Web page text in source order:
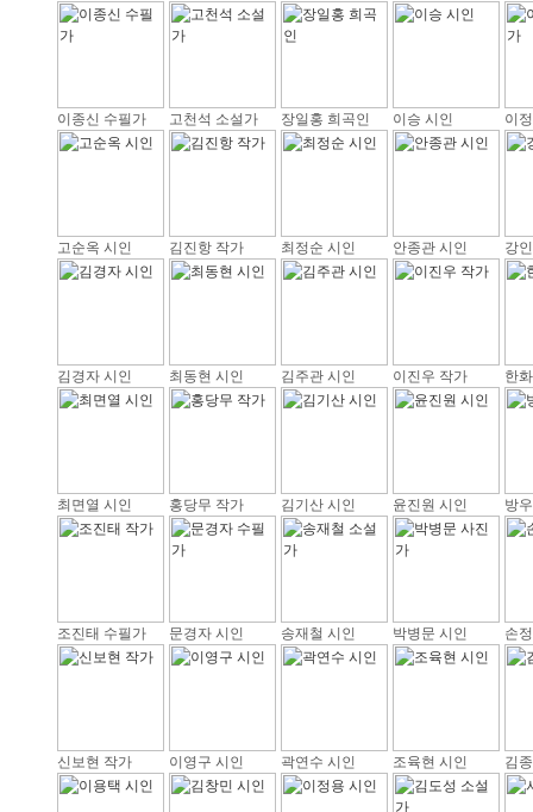
이종신 수필가 고천석 소설가 장일홍 희곡인 이승 시인 이
고순옥 시인 김진항 작가 최정순 시인 안종관 시인 강
김경자 시인 최동현 시인 김주관 시인 이진우 작가 한
최면열 시인 홍당무 작가 김기산 시인 윤진원 시인 방
조진태 수필가 문경자 시인 송재철 시인 박병문 시인 손
신보현 작가 이영구 시인 곽연수 시인 조육현 시인 김